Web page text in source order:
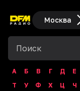
Москва
А Б В Г Д Е
Т
У Ф Х Ц Ч